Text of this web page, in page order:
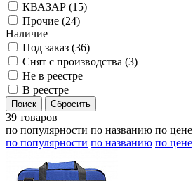
КВАЗАР (15)
Прочие (24)
Наличие
Под заказ (36)
Снят с производства (3)
Не в реестре
В реестре
39 товаров
по популярности по названию по цене
по популярности по названию по цене